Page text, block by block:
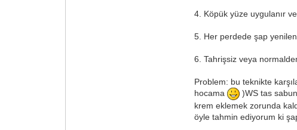
4. Köpük yüze uygulanır
5. Her perdede şap
6. Tahrişsiz veya
Problem: bu teknikte
hocama
)WS tas
krem eklemek zorunda
öyle tahmin ediyorum ki